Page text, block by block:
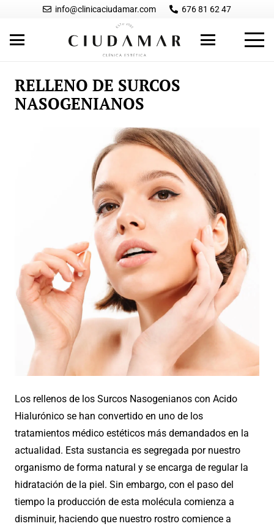
info@clinicaciudamar.com 676 81 62 47
RELLENO DE SURCOS
NASOGENIANOS
Los rellenos de los Surcos Nasogenianos con Acido
Hialurónico se han convertido en uno de los
tratamientos médico estéticos más demandados en la
actualidad. Esta sustancia es segregada por nuestro
organismo de forma natural y se encarga de regular la
hidratación de la piel. Sin embargo, con el paso del
tiempo la producción de esta molécula comienza a
disminuir, haciendo que nuestro rostro comience a